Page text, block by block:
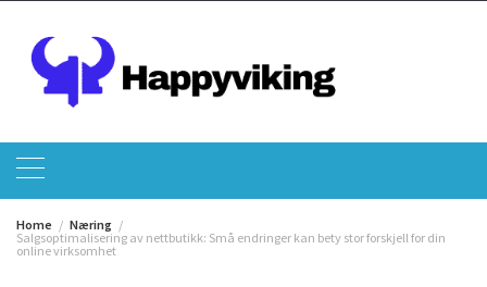
content
Home
Næring
Salgsoptimalisering av nettbutikk: Små endringer kan bety stor forskjell for din
online virksomhet